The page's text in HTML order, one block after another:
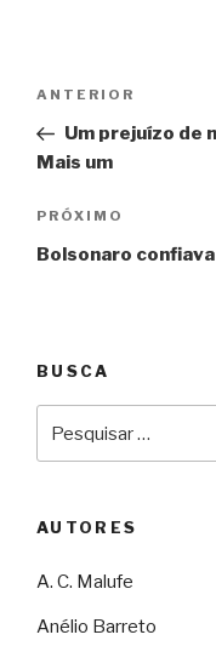
Post
Anterior
ANTERIOR
Um prejuízo de
Mais um
Próximo
PRÓXIMO
Bolsonaro
BUSCA
por:
AUTORES
A. C. Malufe
Anélio Barreto